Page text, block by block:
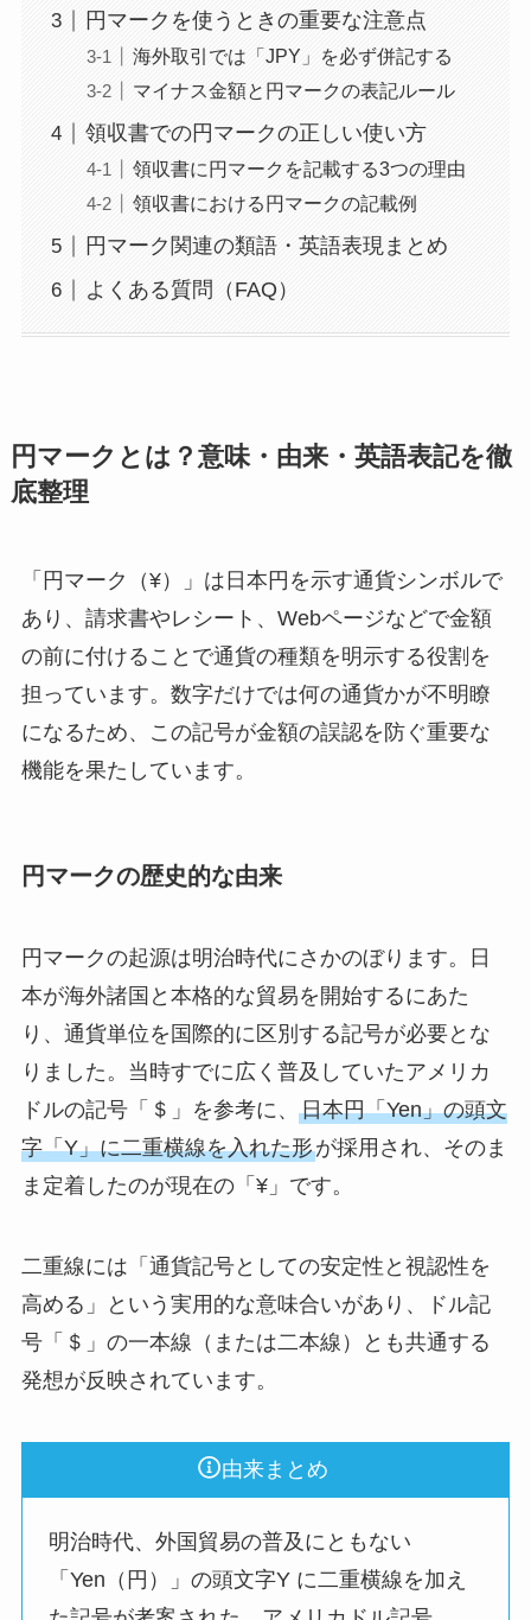
円マークを使うときの重要な注意点
海外取引では「JPY」を必ず併記する
マイナス金額と円マークの表記ルール
領収書での円マークの正しい使い方
領収書に円マークを記載する3つの理由
領収書における円マークの記載例
円マーク関連の類語・英語表現まとめ
よくある質問（FAQ）
円マークとは？意味・由来・英語表記を徹
底整理
「円マーク（¥）」は日本円を示す通貨シンボルで
あり、請求書やレシート、Webページなどで金額
の前に付けることで通貨の種類を明示する役割を
担っています。数字だけでは何の通貨かが不明瞭
になるため、この記号が金額の誤認を防ぐ重要な
機能を果たしています。
円マークの歴史的な由来
円マークの起源は明治時代にさかのぼります。日
本が海外諸国と本格的な貿易を開始するにあた
り、通貨単位を国際的に区別する記号が必要とな
りました。当時すでに広く普及していたアメリカ
ドルの記号「＄」を参考に、 日本円「Yen」の頭文
字「Y」に二重横線を入れた形が採用され、そのま
ま定着したのが現在の「¥」です。
二重線には「通貨記号としての安定性と視認性を
高める」という実用的な意味合いがあり、ドル記
号「＄」の一本線（または二本線）とも共通する
発想が反映されています。
由来まとめ
明治時代、外国貿易の普及にともない
「Yen（円）」の頭文字Y に二重横線を加え